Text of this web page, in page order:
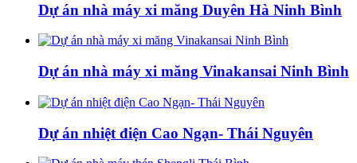
Dự án nhà máy xi măng Duyên Hà Ninh Bình
Dự án nhà máy xi măng Vinakansai Ninh Bình
Dự án nhiệt điện Cao Ngạn- Thái Nguyên